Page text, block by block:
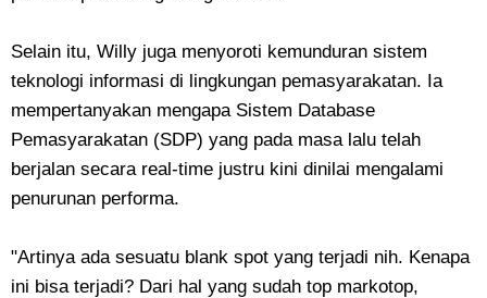
Selain itu, Willy juga menyoroti kemunduran sistem
teknologi informasi di lingkungan pemasyarakatan. Ia
mempertanyakan mengapa Sistem Database
Pemasyarakatan (SDP) yang pada masa lalu telah
berjalan secara real-time justru kini dinilai mengalami
penurunan performa.
"Artinya ada sesuatu blank spot yang terjadi nih. Kenapa
ini bisa terjadi? Dari hal yang sudah top markotop,